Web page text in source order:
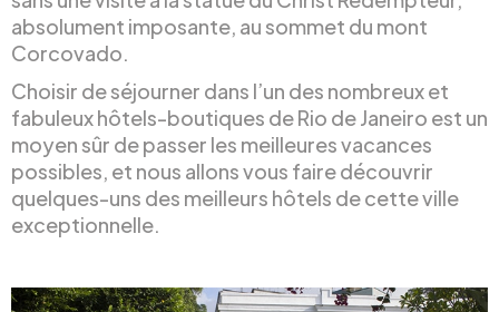
absolument imposante, au sommet du mont
Corcovado.
Choisir de séjourner dans l’un des nombreux et
fabuleux hôtels-boutiques de Rio de Janeiro est un
moyen sûr de passer les meilleures vacances
possibles, et nous allons vous faire découvrir
quelques-uns des meilleurs hôtels de cette ville
exceptionnelle.